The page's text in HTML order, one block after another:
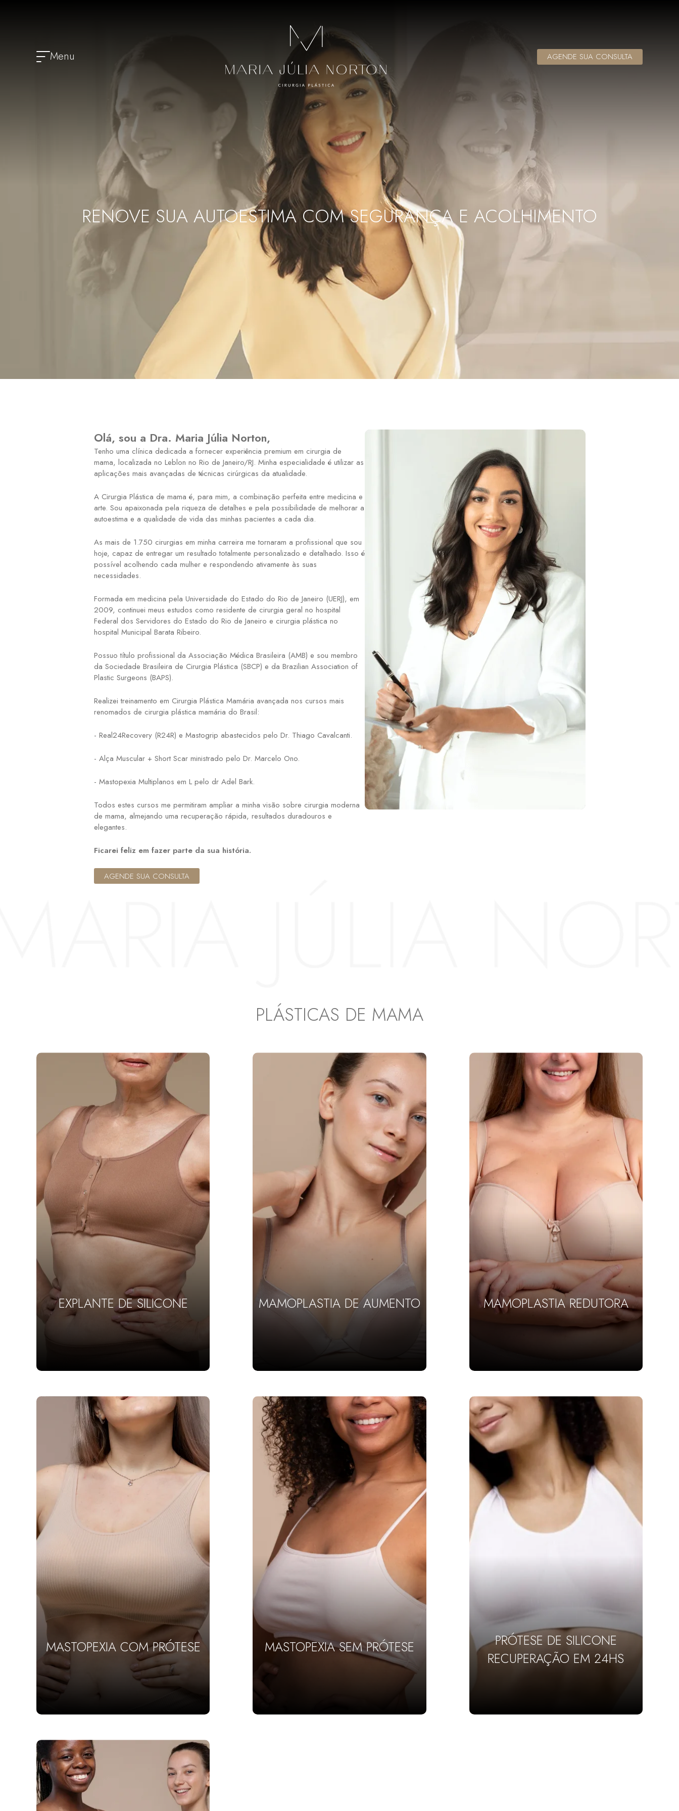
Menu AGENDE SUA CONSULTA
RENOVE SUA AUTOESTIMA COM SEGURANÇA E ACOLHIMENTO
Olá, sou a Dra. Maria Júlia Norton,
Tenho uma clínica dedicada a fornecer experiência premium em cirurgia de
mama, localizada no Leblon no Rio de Janeiro/RJ. Minha especialidade é utilizar as
aplicações mais avançadas de técnicas cirúrgicas da atualidade.
A Cirurgia Plástica de mama é, para mim, a combinação perfeita entre medicina e
arte. Sou apaixonada pela riqueza de detalhes e pela possibilidade de melhorar a
autoestima e a qualidade de vida das minhas pacientes a cada dia.
As mais de 1.750 cirurgias em minha carreira me tornaram a profissional que sou
hoje, capaz de entregar um resultado totalmente personalizado e detalhado. Isso é
possível acolhendo cada mulher e respondendo ativamente às suas
necessidades.
Formada em medicina pela Universidade do Estado do Rio de Janeiro (UERJ), em
2009, continuei meus estudos como residente de cirurgia geral no hospital
Federal dos Servidores do Estado do Rio de Janeiro e cirurgia plástica no
hospital Municipal Barata Ribeiro.
Possuo título profissional da Associação Médica Brasileira (AMB) e sou membro
da Sociedade Brasileira de Cirurgia Plástica (SBCP) e da Brazilian Association of
Plastic Surgeons (BAPS).
Realizei treinamento em Cirurgia Plástica Mamária avançada nos cursos mais
renomados de cirurgia plástica mamária do Brasil:
- Real24Recovery (R24R) e Mastogrip abastecidos pelo Dr. Thiago Cavalcanti.
- Alça Muscular + Short Scar ministrado pelo Dr. Marcelo Ono.
- Mastopexia Multiplanos em L pelo dr Adel Bark.
Todos estes cursos me permitiram ampliar a minha visão sobre cirurgia moderna
de mama, almejando uma recuperação rápida, resultados duradouros e
elegantes.
Ficarei feliz em fazer parte da sua história.
AGENDE SUA CONSULTA
PLÁSTICAS DE MAMA
EXPLANTE DE SILICONE MAMOPLASTIA DE AUMENTO MAMOPLASTIA REDUTORA
MASTOPEXIA COM PRÓTESE MASTOPEXIA SEM PRÓTESE
PRÓTESE DE SILICONE
RECUPERAÇÃO EM 24HS